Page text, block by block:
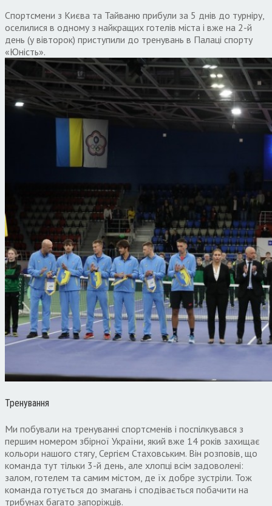
Спортсмени з Києва та Тайваню прибули за 5 днів до турніру,
оселилися в одному з найкращих готелів міста і вже на 2-й
день (у вівторок) приступили до тренувань в Палаці спорту
«Юність».
Тренування
Ми побували на тренуванні спортсменів і поспілкувався з
першим номером збірної України, який вже 14 років захищає
кольори нашого стягу, Сергієм Стаховським. Він розповів, що
команда тут тільки 3-й день, але хлопці всім задоволені:
залом, готелем та самим містом, де їх добре зустріли. Тож
команда готується до змагань і сподівається побачити на
трибунах багато запоріжців.